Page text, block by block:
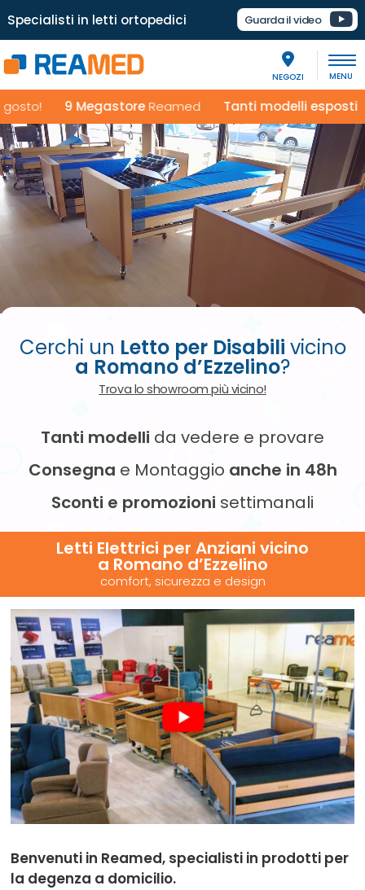
Specialisti in letti ortopedici Guarda il video
NEGOZI
9 MegastoreReamedTanti modelli espostiin ogni
Cerchi un Letto per Disabili vicino
a Romano d’Ezzelino?
Trova lo showroom più vicino!
Tanti modelli da vedere e provare
Consegna e Montaggio anche in 48h
Sconti e promozioni settimanali
Letti Elettrici per Anziani vicino
a Romano d’Ezzelino
comfort, sicurezza e design
Benvenuti in Reamed, specialisti in prodotti per
la degenza a domicilio.